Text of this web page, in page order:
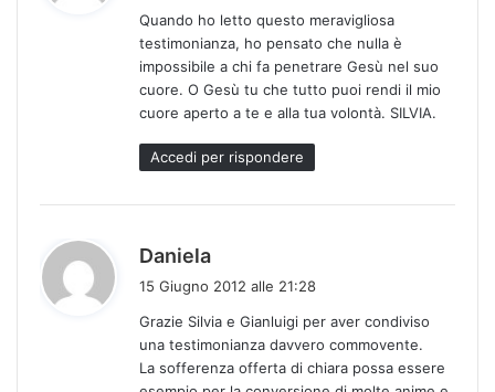
e
t
t
:
Quando ho letto questo meravigliosa
testimonianza, ho pensato che nulla è
impossibile a chi fa penetrare Gesù nel suo
cuore. O Gesù tu che tutto puoi rendi il mio
cuore aperto a te e alla tua volontà. SILVIA.
Accedi per rispondere
Daniela
e
t
t
15 Giugno 2012 alle 21:28
Grazie Silvia e Gianluigi per aver condiviso
una testimonianza davvero commovente.
La sofferenza offerta di chiara possa essere